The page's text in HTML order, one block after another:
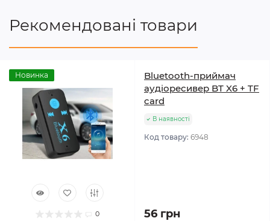
Рекомендовані товари
Новинка
0
Bluetooth-приймач
аудіоресивер BT X6 + TF
card
В наявності
Код товару: 6948
56 грн